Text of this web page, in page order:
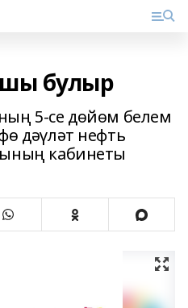
булыр
5-се дөйөм белем
дәүләт нефть
кабинеты